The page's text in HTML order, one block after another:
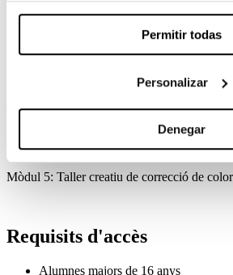
Permitir todas
Personalizar
Denegar
Mòdul 1: Introducció a la Colorimetria. (3
Mòdul 3: Tècniques de correcció de color
crèdits)
Mòdul 4: Tècniques de correcció de color
(3 crèdits)
Mòdul 5: Taller creatiu de correcció de
Requisits d'accès
Alumnes majors de 16 anys